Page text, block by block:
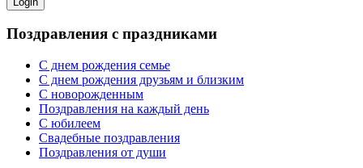
Поздравления с праздниками
С днем рождения семье
С днем рождения друзьям и близким
C новорожденным
Поздравления на каждый день
С юбилеем
Свадебные поздравления
Поздравления от души